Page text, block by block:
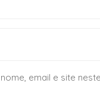
email e site